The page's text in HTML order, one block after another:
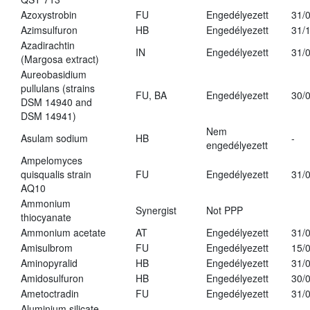
Azoxystrobin FU Engedélyezett
31/
Azimsulfuron
HB Engedélyezett
31/
Azadirachtin
(Margosa extract)
IN Engedélyezett
31/
Aureobasidium
pullulans (strains
DSM 14940 and
DSM 14941)
FU, BA Engedélyezett 30/
Asulam sodium HB
Nem
engedélyezett
-
Ampelomyces
quisqualis strain
AQ10
FU Engedélyezett 31/
Ammonium
thiocyanate
Synergist
Not PPP
Ammonium acetate
AT Engedélyezett
31/
Amisulbrom
FU Engedélyezett
15/
Aminopyralid
HB Engedélyezett
31/
Amidosulfuron
HB Engedélyezett
30/
Ametoctradin
FU Engedélyezett
31/